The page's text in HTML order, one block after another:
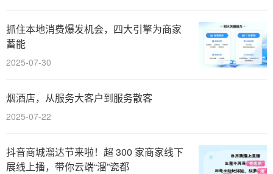
抓住本地消费爆发机会，四大引擎为商家
蓄能
2025-07-30
烟酒店，从服务大客户到服务散客
2025-07-22
抖音商城溜达节来啦！超 300 家商家线下
展线上播，带你云端“溜”瓷都